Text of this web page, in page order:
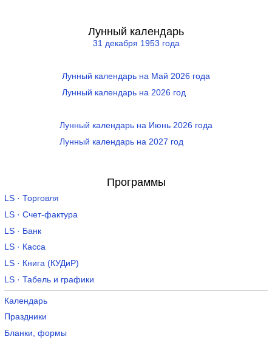
Лунный календарь
31 декабря 1953 года
Лунный календарь на Май 2026 года
Лунный календарь на 2026 год
Лунный календарь на Июнь 2026 года
Лунный календарь на 2027 год
Программы
LS · Торговля
LS · Счет-фактура
LS · Банк
LS · Касса
LS · Книга (КУДиР)
LS · Табель и графики
Календарь
Праздники
Бланки, формы